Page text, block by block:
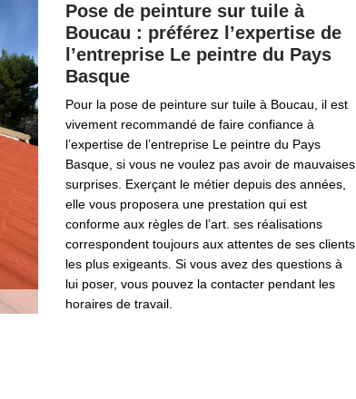
Pose de peinture sur tuile à
Boucau : préférez l’expertise de
l’entreprise Le peintre du Pays
Basque
Pour la pose de peinture sur tuile à Boucau, il est
vivement recommandé de faire confiance à
l’expertise de l’entreprise Le peintre du Pays
Basque, si vous ne voulez pas avoir de mauvaises
surprises. Exerçant le métier depuis des années,
elle vous proposera une prestation qui est
conforme aux règles de l’art. ses réalisations
correspondent toujours aux attentes de ses clients
les plus exigeants. Si vous avez des questions à
lui poser, vous pouvez la contacter pendant les
horaires de travail.